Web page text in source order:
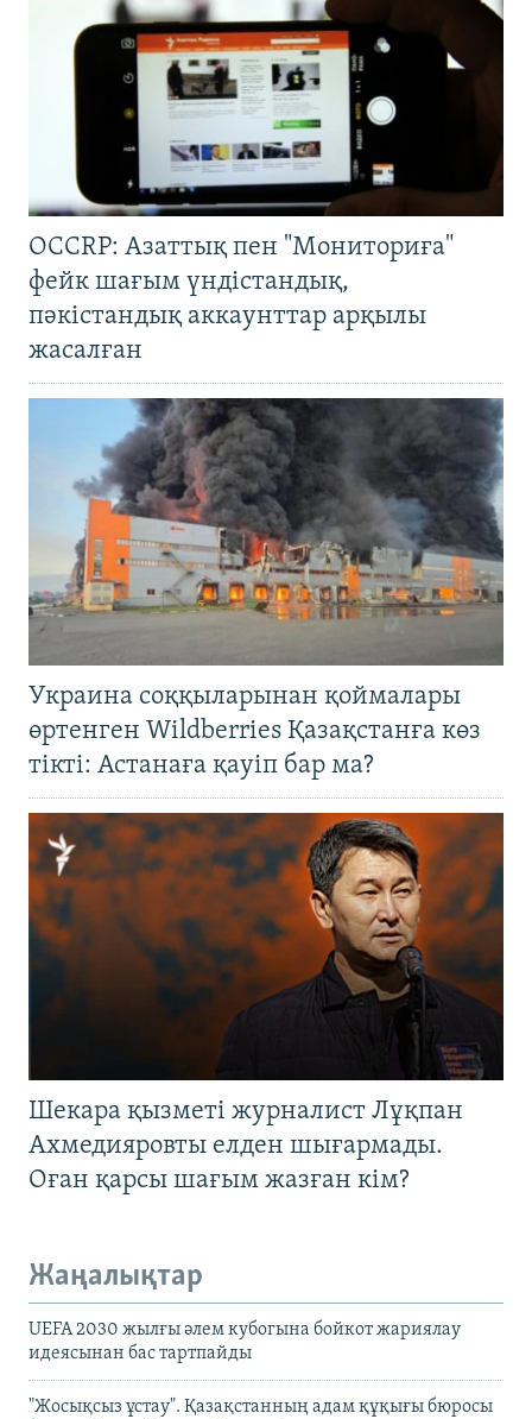
OCCRP: Азаттық пен "Мониториға"
фейк шағым үндістандық,
пәкістандық аккаунттар арқылы
жасалған
Украина соққыларынан қоймалары
өртенген Wildberries Қазақстанға көз
тікті: Астанаға қауіп бар ма?
Шекара қызметі журналист Лұқпан
Ахмедияровты елден шығармады.
Оған қарсы шағым жазған кім?
Жаңалықтар
UEFA 2030 жылғы әлем кубогына бойкот жариялау
идеясынан бас тартпайды
"Жосықсыз ұстау". Қазақстанның адам құқығы бюросы